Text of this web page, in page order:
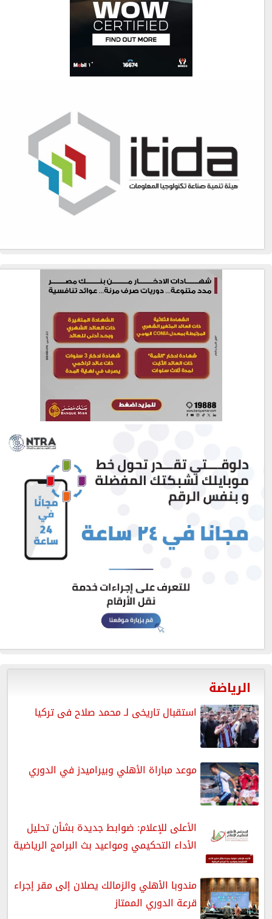
الرياضة
استقبال تاريخى لـ محمد صلاح فى تركيا
موعد مباراة الأهلي وبيراميدز في الدوري
الأعلى للإعلام: ضوابط جديدة بشأن تحليل
الأداء التحكيمي ومواعيد بث البرامج الرياضية
مندوبا الأهلي والزمالك يصلان إلى مقر إجراء
قرعة الدوري الممتاز